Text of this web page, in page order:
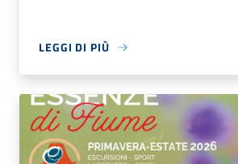
LEGGI DI PIÙ